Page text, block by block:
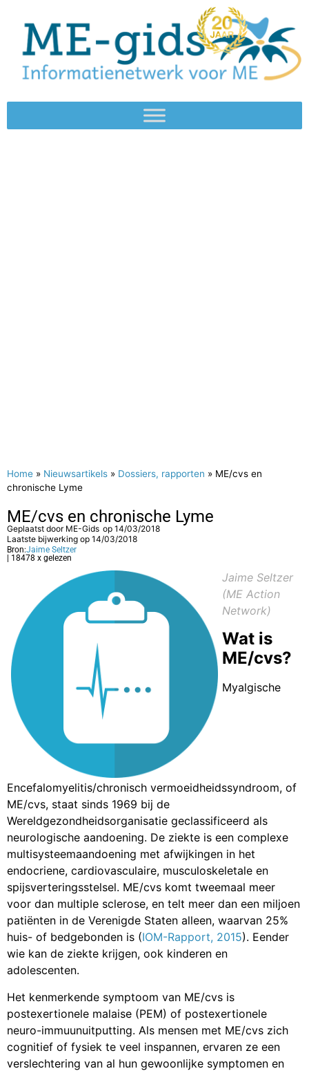
Home » Nieuwsartikels » Dossiers, rapporten » ME/cvs en
chronische Lyme
ME/cvs en chronische Lyme
Geplaatst door ME-Gids op 14/03/2018
Laatste bijwerking op 14/03/2018
Bron:Jaime Seltzer
| 18478 x gelezen
Jaime Seltzer
(ME Action
Network)
Wat is
ME/cvs?
Myalgische
Encefalomyelitis/chronisch vermoeidheidssyndroom, of
ME/cvs, staat sinds 1969 bij de
Wereldgezondheidsorganisatie geclassificeerd als
neurologische aandoening. De ziekte is een complexe
multisysteemaandoening met afwijkingen in het
endocriene, cardiovasculaire, musculoskeletale en
spijsverteringsstelsel. ME/cvs komt tweemaal meer
voor dan multiple sclerose, en telt meer dan een miljoen
patiënten in de Verenigde Staten alleen, waarvan 25%
huis- of bedgebonden is (IOM-Rapport, 2015). Eender
wie kan de ziekte krijgen, ook kinderen en
adolescenten.
Het kenmerkende symptoom van ME/cvs is
postexertionele malaise (PEM) of postexertionele
neuro-immuunuitputting. Als mensen met ME/cvs zich
cognitief of fysiek te veel inspannen, ervaren ze een
verslechtering van al hun gewoonlijke symptomen en